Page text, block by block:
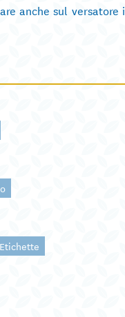
anche sul
Etichette